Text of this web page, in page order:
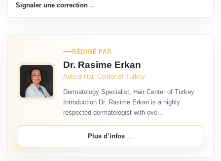
Signaler une correction →
RÉDIGÉ PAR
Dr. Rasime Erkan
Auteur Hair Center of Turkey
Dermatology Specialist, Hair Center of Turkey
Introduction Dr. Rasime Erkan is a highly
respected dermatologist with ove...
Plus d’infos→